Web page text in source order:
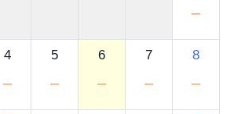
－
4
－
5
－
6
－
7
－
8
－